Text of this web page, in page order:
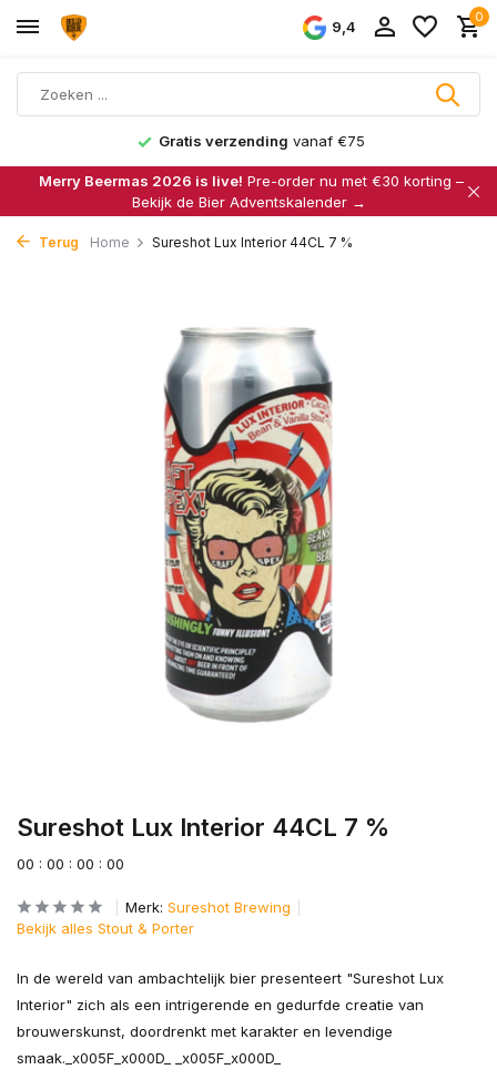
9,4
0
Gratis verzending vanaf €75
Merry Beermas 2026 is live! Pre-order nu met €30 korting –
Bekijk de Bier Adventskalender →
Terug Home Sureshot Lux Interior 44CL 7 %
Sureshot Lux Interior 44CL 7 %
00 : 00 : 00 : 00
Merk: Sureshot Brewing
Bekijk alles Stout & Porter
In de wereld van ambachtelijk bier presenteert "Sureshot Lux
Interior" zich als een intrigerende en gedurfde creatie van
brouwerskunst, doordrenkt met karakter en levendige
smaak._x005F_x000D_ _x005F_x000D_